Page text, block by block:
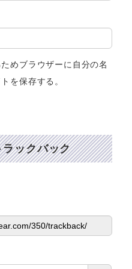
めブラウザーに自分の名
を保存する。
ックバック